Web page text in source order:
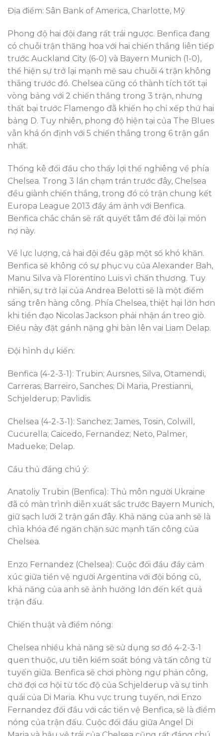
Địa điểm: Sân Bank of America, Charlotte, Mỹ
Phong độ hai đội đang rất trái ngược. Benfica đang
có chuỗi trận thăng hoa với hai chiến thắng liên tiếp
trước Auckland City (6-0) và Bayern Munich (1-0),
thể hiện sự trở lại mạnh mẽ sau chuỗi 4 trận không
thắng trước đó. Chelsea cũng có thành tích tốt tại
vòng bảng với 2 chiến thắng trong 3 trận, nhưng
thất bại trước Flamengo đã khiến họ chỉ xếp thứ hai
bảng D. Tuy nhiên, phong độ hiện tại của The Blues
vẫn khá ổn định với 5 chiến thắng trong 6 trận gần
nhất.
Thống kê đối đầu cho thấy lợi thế nghiêng về phía
Chelsea. Trong 3 lần chạm trán trước đây, Chelsea
đều giành chiến thắng, trong đó có trận chung kết
Europa League 2013 đầy ám ảnh với Benfica.
Benfica chắc chắn sẽ rất quyết tâm để đòi lại món
nợ này.
Về lực lượng, cả hai đội đều gặp một số khó khăn.
Benfica sẽ không có sự phục vụ của Alexander Bah,
Manu Silva và Florentino Luis vì chấn thương. Tuy
nhiên, sự trở lại của Andrea Belotti sẽ là một điểm
sáng trên hàng công. Phía Chelsea, thiệt hại lớn hơn
khi tiền đạo Nicolas Jackson phải nhận án treo giò.
Điều này đặt gánh nặng ghi bàn lên vai Liam Delap.
Đội hình dự kiến:
Benfica (4-2-3-1): Trubin; Aursnes, Silva, Otamendi,
Carreras; Barreiro, Sanches; Di Maria, Prestianni,
Schjelderup; Pavlidis.
Chelsea (4-2-3-1): Sanchez; James, Tosin, Colwill,
Cucurella; Caicedo, Fernandez; Neto, Palmer,
Madueke; Delap.
Cầu thủ đáng chú ý:
Anatoliy Trubin (Benfica): Thủ môn người Ukraine
đã có màn trình diễn xuất sắc trước Bayern Munich,
giữ sạch lưới 2 trận gần đây. Khả năng của anh sẽ là
chìa khóa để ngăn chặn sức mạnh tấn công của
Chelsea.
Enzo Fernandez (Chelsea): Cuộc đối đầu đầy cảm
xúc giữa tiền vệ người Argentina với đội bóng cũ,
khả năng của anh sẽ ảnh hưởng lớn đến kết quả
trận đấu.
Chiến thuật và điểm nóng:
Chelsea nhiều khả năng sẽ sử dụng sơ đồ 4-2-3-1
quen thuộc, ưu tiên kiểm soát bóng và tấn công từ
tuyến giữa. Benfica sẽ chơi phòng ngự phản công,
chờ đợi cơ hội từ tốc độ của Schjelderup và sự tinh
quái của Di Maria. Khu vực trung tuyến, nơi Enzo
Fernandez đối đầu với các tiền vệ Benfica, sẽ là điểm
nóng của trận đấu. Cuộc đối đầu giữa Angel Di